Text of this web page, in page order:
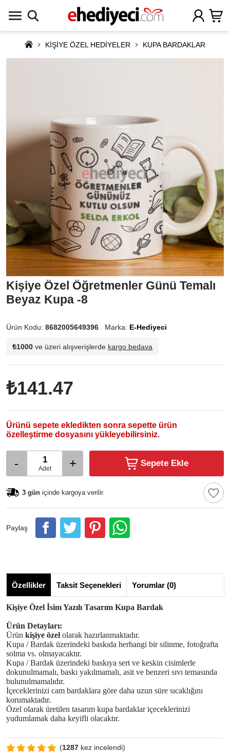
KİŞİYE ÖZEL HEDİYELER KUPA BARDAKLAR
Kişiye Özel Öğretmenler Günü Temalı
Beyaz Kupa -8
Ürün Kodu: 8682005649396 Marka: E-Hediyeci
₺1000 ve üzeri alışverişlerde kargo bedava
₺141.47
Ürünü sepete ekledikten sonra sepette ürün
özelleştirme dosyasını yükleyebilirsiniz.
- Adet + Sepete Ekle
3 gün içinde kargoya verilir.
Paylaş
Özellikler Taksit Seçenekleri Yorumlar (0)
Kişiye Özel İsim Yazılı Tasarım Kupa Bardak
Ürün Detayları:
Ürün kişiye özel olarak hazırlanmaktadır.
Kupa / Bardak üzerindeki baskıda herhangi bir silinme, fotoğrafta
solma vs. olmayacaktır.
Kupa / Bardak üzerindeki baskıya sert ve keskin cisimlerle
dokunulmamalı, baskı yakılmamalı, asit ve benzeri sıvı temasında
bulunulmamalıdır.
İçeceklerinizi cam bardaklara göre daha uzun süre sıcaklığını
korumaktadır.
Özel olarak üretilen tasarım kupa bardaklar içeceklerinizi
yudumlamak daha keyifli olacaktır.
(1287 kez incelendi)